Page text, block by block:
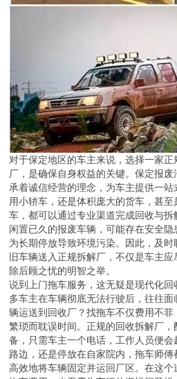
对于保定地区的车主来说，选择一家
厂，是确保自身权益的关键。保定报
承着诚信经营的理念，为车主提供一
用小轿车，还是体积庞大的货车，甚
车，都可以通过专业渠道完成回收与
闲置已久的报废车辆，可能存在安全
为长期停放导致环境污染。因此，及
旧车辆送入正规拆解厂，不仅是车主
除后顾之忧的明智之举。
说到上门拖车服务，这无疑是现代化
多车主在车辆彻底无法行驶后，往往
辆运送到回收厂？找拖车不仅费用不
繁琐而耽误时间。正规的回收拆解厂
备，只需车主一个电话，工作人员便
路边，还是停放在自家院内，拖车师傅
高效地将车辆固定并运回厂区。在这